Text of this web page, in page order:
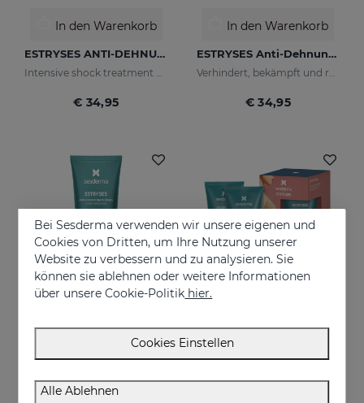
In den Warenkorb
ESTRYSES ANTI-DEHNUNGSSTREIFEN-SERUM FORTE 50 ML
Intensive shock treatment of stretch marks shock (pearly white).
€ 34,95
In den Warenkorb
ESTRYSES Anti-Dehnungsstreifen-Creme
Verhindert, bekämpft und repariert Dehnungsstreifen, die durch Schwangerschaft, Stillzeit, Fettleibigkeit, Ernährung, Wachstumsperioden (Pubertät), Sport usw. verursacht werden.
€ 34,95
In den Warenkorb
ESTRYSES Anti-Dehnungsstreifen-Lotion
Lotion zur Vorbeugung und Verbesserung von Dehnungsstreifen
ESTRYSES Duplo
Verhindert und verbessert Dehnungsstreifen
Bei Sesderma verwenden wir unsere eigenen und
Cookies von Dritten, um Ihre Nutzung unserer
Website zu verbessern und zu analysieren. Sie
können sie ablehnen oder weitere Informationen
über unsere Cookie-Politik hier.
Cookies Einstellen
Alle Ablehnen